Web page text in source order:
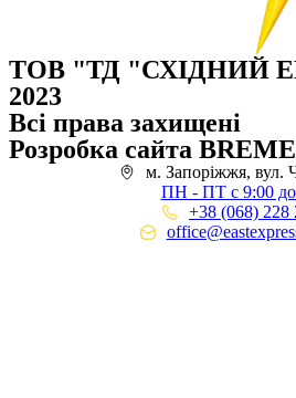
ТОВ "ТД "СХІДНИЙ
2023
Всі права захищені
Розробка сайта
м. Запоріжжя, вул.
ПН - ПТ с 9:00 до
+38 (068) 228